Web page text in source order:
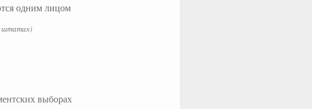
одним лицом
штатах)
выборах